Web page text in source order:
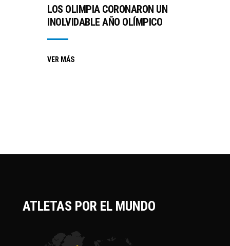
LOS OLIMPIA CORONARON UN
INOLVIDABLE AÑO OLÍMPICO
VER MÁS
ATLETAS POR EL MUNDO